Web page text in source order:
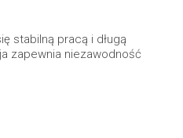
stabilną pracą i długą
zapewnia niezawodność